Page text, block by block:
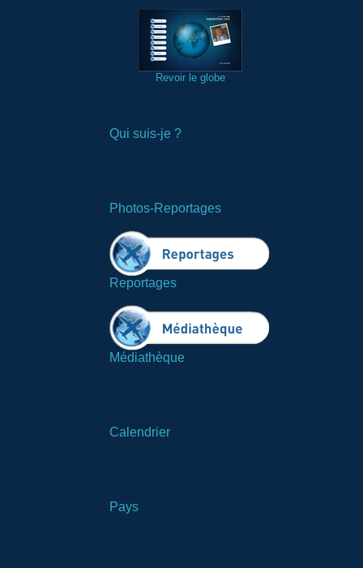
Revoir le globe
Qui suis-je ?
Photos-Reportages
Reportages
Médiathèque
Calendrier
Pays